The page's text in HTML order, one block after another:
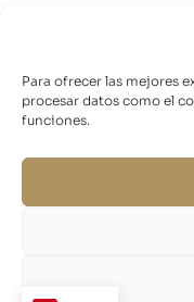
Para ofrecer las mejores
procesar datos como el
funciones.